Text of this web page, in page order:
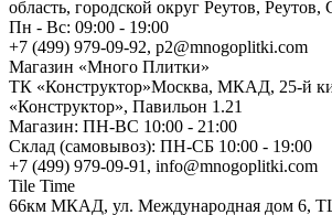
область, городской округ Реутов, Реутов,
Пн - Вс: 09:00 - 19:00
+7 (499) 979-09-92, p2@mnogoplitki.com
Магазин «Много Плитки»
ТК «Конструктор»Москва, МКАД, 25-й
«Конструктор», Павильон 1.21
Магазин: ПН-ВС 10:00 - 21:00
Склад (самовывоз): ПН-СБ 10:00 - 19:00
+7 (499) 979-09-91, info@mnogoplitki.com
Tile Time
66км МКАД, ул. Международная дом